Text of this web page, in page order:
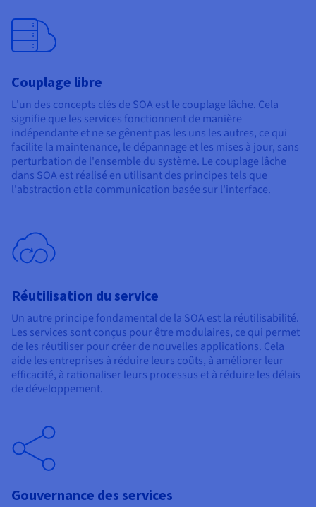
Couplage libre
L'un des concepts clés de SOA est le couplage lâche. Cela
signifie que les services fonctionnent de manière
indépendante et ne se gênent pas les uns les autres, ce qui
facilite la maintenance, le dépannage et les mises à jour, sans
perturbation de l'ensemble du système. Le couplage lâche
dans SOA est réalisé en utilisant des principes tels que
l'abstraction et la communication basée sur l'interface.
Réutilisation du service
Un autre principe fondamental de la SOA est la réutilisabilité.
Les services sont conçus pour être modulaires, ce qui permet
de les réutiliser pour créer de nouvelles applications. Cela
aide les entreprises à réduire leurs coûts, à améliorer leur
efficacité, à rationaliser leurs processus et à réduire les délais
de développement.
Gouvernance des services